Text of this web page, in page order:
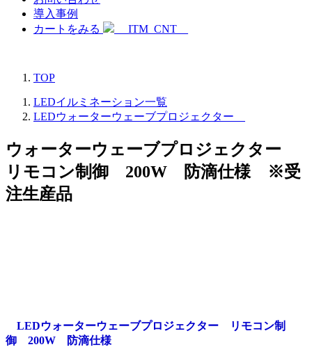
導入事例
カートをみる
__ITM_CNT__
TOP
LEDイルミネーション一覧
LEDウォーターウェーブプロジェクター
ウォーターウェーブプロジェクター
リモコン制御 200W 防滴仕様 ※受
注生産品
LEDウォーターウェーブプロジェクター リモコン制
御 200W 防滴仕様